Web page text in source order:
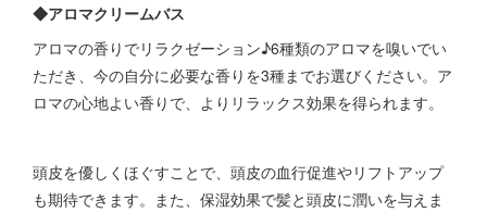
◆アロマクリームバス
アロマの香りでリラクゼーション♪6種類のアロマを嗅いでい
ただき、今の自分に必要な香りを3種までお選びください。ア
ロマの心地よい香りで、よりリラックス効果を得られます。
頭皮を優しくほぐすことで、頭皮の血行促進やリフトアップ
も期待できます。また、保湿効果で髪と頭皮に潤いを与えま